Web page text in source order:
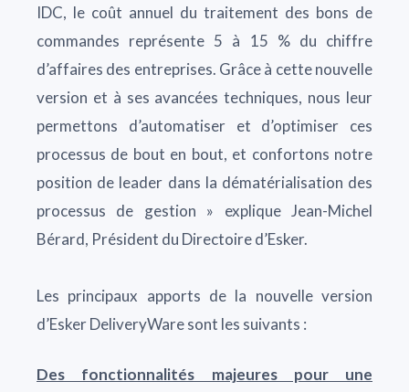
IDC, le coût annuel du traitement des bons de
commandes représente 5 à 15 % du chiffre
d’affaires des entreprises. Grâce à cette nouvelle
version et à ses avancées techniques, nous leur
permettons d’automatiser et d’optimiser ces
processus de bout en bout, et confortons notre
position de leader dans la dématérialisation des
processus de gestion » explique Jean-Michel
Bérard, Président du Directoire d’Esker.
Les principaux apports de la nouvelle version
d’Esker DeliveryWare sont les suivants :
Des fonctionnalités majeures pour une